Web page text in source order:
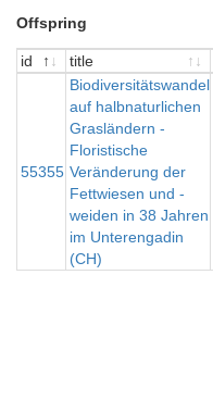
Offspring
id title
title
55355
Biodiversitätswandel
auf halbnaturlichen
Grasländern -
Floristische
Veränderung der
Fettwiesen und -
weiden in 38 Jahren
im Unterengadin
(CH)